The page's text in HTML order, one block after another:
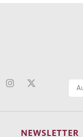
NEWSLETTER